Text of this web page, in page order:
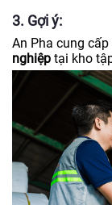
3. Gợi ý:
An Pha cung cấp
nghiệp tại kho